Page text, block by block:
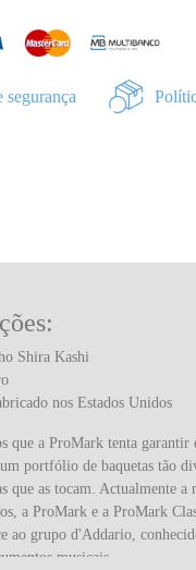
segurança
Shira Kashi
nos Estados Unidos
que a ProMark tenta garantir
portfólio de baquetas tão
que as tocam. Actualmente a
a ProMark e a ProMark
ao grupo d'Addario,
musicais.